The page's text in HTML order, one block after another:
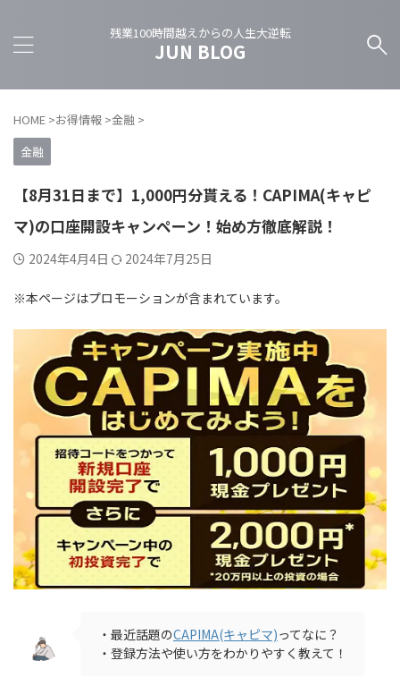
残業100時間越えからの人生大逆転
JUN BLOG
HOME >お得情報 >金融 >
金融
【8月31日まで】1,000円分貰える！CAPIMA(キャピ
マ)の口座開設キャンペーン！始め方徹底解説！
2024年4月4日 2024年7月25日
※本ページはプロモーションが含まれています。
・最近話題のCAPIMA(キャピマ)ってなに？
・登録方法や使い方をわかりやすく教えて！